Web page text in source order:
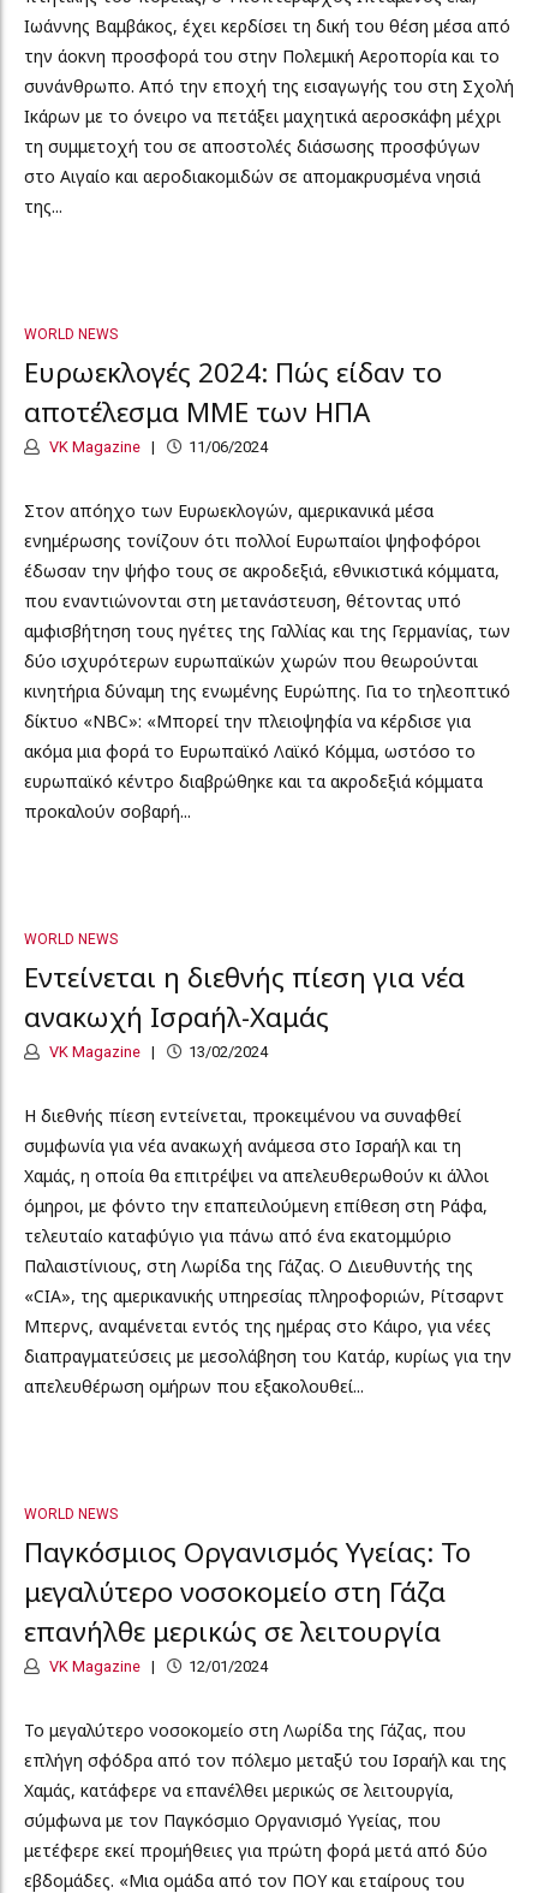
Ιωάννης Βαμβάκος, έχει κερδίσει τη δική του θέση μέσα από
την άοκνη προσφορά του στην Πολεμική Αεροπορία και το
συνάνθρωπο. Από την εποχή της εισαγωγής του στη Σχολή
Ικάρων με το όνειρο να πετάξει μαχητικά αεροσκάφη μέχρι
τη συμμετοχή του σε αποστολές διάσωσης προσφύγων
στο Αιγαίο και αεροδιακομιδών σε απομακρυσμένα νησιά
της...
WORLD NEWS
Ευρωεκλογές 2024: Πώς είδαν το
αποτέλεσμα ΜΜΕ των ΗΠΑ
VK Magazine 11/06/2024
Στον απόηχο των Ευρωεκλογών, αμερικανικά μέσα
ενημέρωσης τονίζουν ότι πολλοί Ευρωπαίοι ψηφοφόροι
έδωσαν την ψήφο τους σε ακροδεξιά, εθνικιστικά κόμματα,
που εναντιώνονται στη μετανάστευση, θέτοντας υπό
αμφισβήτηση τους ηγέτες της Γαλλίας και της Γερμανίας, των
δύο ισχυρότερων ευρωπαϊκών χωρών που θεωρούνται
κινητήρια δύναμη της ενωμένης Ευρώπης. Για το τηλεοπτικό
δίκτυο «ΝΒC»: «Μπορεί την πλειοψηφία να κέρδισε για
ακόμα μια φορά το Ευρωπαϊκό Λαϊκό Κόμμα, ωστόσο το
ευρωπαϊκό κέντρο διαβρώθηκε και τα ακροδεξιά κόμματα
προκαλούν σοβαρή...
WORLD NEWS
Εντείνεται η διεθνής πίεση για νέα
ανακωχή Ισραήλ-Χαμάς
VK Magazine 13/02/2024
Η διεθνής πίεση εντείνεται, προκειμένου να συναφθεί
συμφωνία για νέα ανακωχή ανάμεσα στο Ισραήλ και τη
Χαμάς, η οποία θα επιτρέψει να απελευθερωθούν κι άλλοι
όμηροι, με φόντο την επαπειλούμενη επίθεση στη Ράφα,
τελευταίο καταφύγιο για πάνω από ένα εκατομμύριο
Παλαιστίνιους, στη Λωρίδα της Γάζας. Ο Διευθυντής της
«CIA», της αμερικανικής υπηρεσίας πληροφοριών, Ρίτσαρντ
Μπερνς, αναμένεται εντός της ημέρας στο Κάιρο, για νέες
διαπραγματεύσεις με μεσολάβηση του Κατάρ, κυρίως για την
απελευθέρωση ομήρων που εξακολουθεί...
WORLD NEWS
Παγκόσμιος Οργανισμός Υγείας: Το
μεγαλύτερο νοσοκομείο στη Γάζα
επανήλθε μερικώς σε λειτουργία
VK Magazine 12/01/2024
Το μεγαλύτερο νοσοκομείο στη Λωρίδα της Γάζας, που
επλήγη σφόδρα από τον πόλεμο μεταξύ του Ισραήλ και της
Χαμάς, κατάφερε να επανέλθει μερικώς σε λειτουργία,
σύμφωνα με τον Παγκόσμιο Οργανισμό Υγείας, που
μετέφερε εκεί προμήθειες για πρώτη φορά μετά από δύο
εβδομάδες. «Μια ομάδα από τον ΠΟΥ και εταίρους του